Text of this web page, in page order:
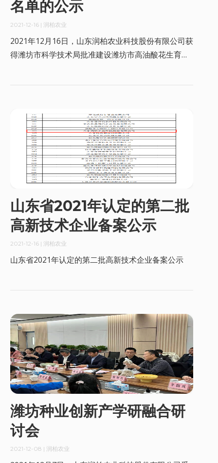
名单的公示
2021-12-16| 润柏农业
2021年12月16日，山东润柏农业科技股份有限公司获
得潍坊市科学技术局批准建设潍坊市高油酸花生育种
山东省2021年认定的第二批
高新技术企业备案公示
2021-12-16| 润柏农业
山东省2021年认定的第二批高新技术企业备案公示
潍坊种业创新产学研融合研
讨会
2021-12-08 | 润柏农业